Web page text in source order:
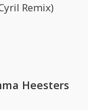
Remix)
Heesters